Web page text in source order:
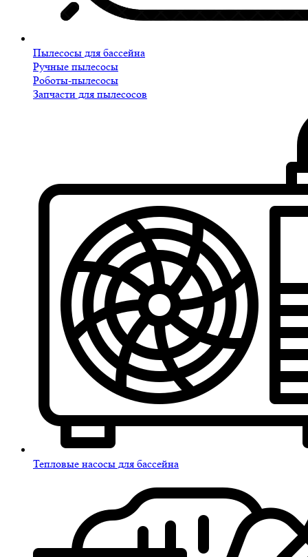
Пылесосы для бассейна
Ручные пылесосы
Роботы-пылесосы
Запчасти для пылесосов
Тепловые насосы для бассейна